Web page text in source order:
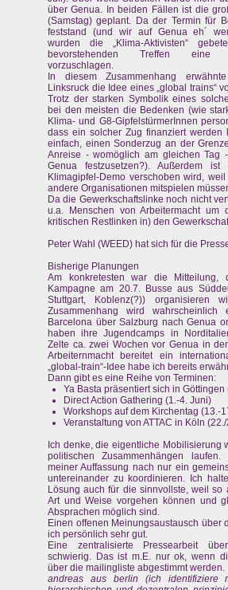
über Genua. In beiden Fällen ist die
(Samstag) geplant. Da der Termin für
feststand (und wir auf Genua eh´
wurden die „Klima-Aktivisten“
bevorstehenden Treffen eine
vorzuschlagen.
In diesem Zusammenhang
Linksruck die Idee eines „global trains“
Trotz der starken Symbolik eines
bei den meisten die Bedenken (wie
Klima- und G8-GipfelstürmerInnen
dass ein solcher Zug finanziert werden
einfach, einen Sonderzug an der
Anreise - womöglich am gleichen Tag
Genua festzusetzen?). Außerdem
Klimagipfel-Demo verschoben wird,
andere Organisationen mitspielen
Da die Gewerkschaftslinke noch nicht
u.a. Menschen von Arbeitermacht um
kritischen Restlinken in) den
Peter Wahl (WEED) hat sich für die
Bisherige Planungen
Am konkretesten war die Mitteilung,
Kampagne am 20.7. Busse aus
Stuttgart, Koblenz(?)) organisieren
Zusammenhang wird wahrscheinlich
Barcelona über Salzburg nach Genua
haben ihre Jugendcamps in
Zelte ca. zwei Wochen vor Genua in
Arbeiternmacht bereitet ein
„global-train“-Idee habe ich bereits
Dann gibt es eine Reihe von Terminen:
Ya Basta präsentiert sich in Göttingen
Direct Action Gathering (1.-4. Juni)
Workshops auf dem Kirchentag (13.-
Veranstaltung von ATTAC in Köln
Ich denke, die eigentliche Mobilisierung
politischen Zusammenhängen
meiner Auffassung nach nur ein
untereinander zu koordinieren. Ich
Lösung auch für die sinnvollste, weil so
Art und Weise vorgehen können und
Absprachen möglich sind.
Einen offenen Meinungsaustausch über
ich persönlich sehr gut.
Eine zentralisierte Pressearbeit
schwierig. Das ist m.E. nur ok, wenn
über die mailingliste abgestimmt werden.
andreas aus berlin (ich identifiziere